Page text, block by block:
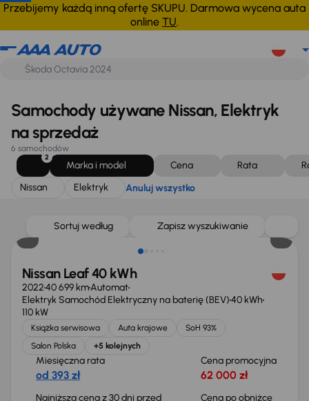
Przebijemy każdą inną ofertę SKUPU. Darmowa wycena auta
online TU.
Nissan Elektryk Anuluj wszystko
Samochody używane Nissan, Elektryk
na sprzedaż
6 samochodów
2
Marka i model Cena Rata
Nissan
Elektryk Anuluj wszystko
Sortuj według Zapisz wyszukiwanie
Taniej o 1 000 zł
Nissan Leaf 40 kWh
202240 699 kmAutomat
Elektryk Samochód Elektryczny na baterię (BEV)40 kWh
110 kW
Książka serwisowa Auta krajowe
SoH 93%
Salon Polska
+5 kolejnych
Miesięczna rata
od 393 zł
Cena promocyjna
62 000 zł
Najniższa cena z 30 dni przed
Cena po obniżce